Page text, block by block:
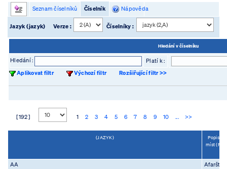
Seznam číselníků Číselník Nápověda
Jazyk (jazyk) Verze : Číselníky :
Hledání v číselníku
Hledání :
Platí k :
Aplikovat filtr
Výchozí filtr Rozšiřující filtr >>
[ 192 ] 1 2 3 4 5 6 7 8 9 10 ... >>
(JAZYK)
Popis na
míst
AA